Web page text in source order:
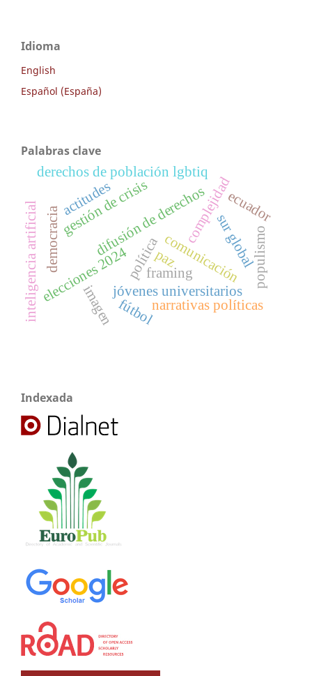
Idioma
English
Español (España)
Palabras clave
paz
comunicación
política
complejidad
gestión de crisis
difusión de derechos
derechos de población lgbtiq
democracia
jóvenes universitarios
elecciones 2024
fútbolnarrativas políticas
sur global
inteligencia artificial imagen
populismo
ecuador
actitudes
framing
Indexada